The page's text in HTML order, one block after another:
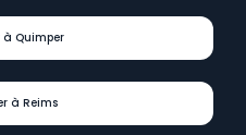
à Quimper
à Reims